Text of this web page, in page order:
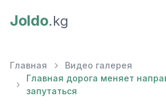
Joldo.kg
Главная
Видео галерея
Главная дорога меняет
запутаться